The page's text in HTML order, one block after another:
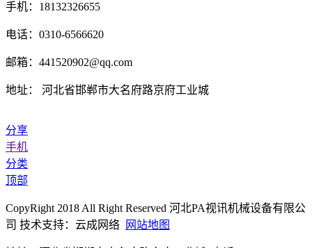
手机：18132326655
电话：0310-6566620
邮箱：441520902@qq.com
地址： 河北省邯郸市大名府路京府工业城
分享
手机
分类
顶部
CopyRight 2018 All Right Reserved 河北PA视讯机械设备有限公
司 技术支持：云成网络
网站地图